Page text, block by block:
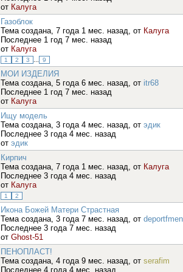
от Калуга
Газоблок
Тема создана, 7 года 1 мес. назад, от Калуга
Последнее 1 год 7 мес. назад
от Калуга
1 2 3 9
МОИ ИЗДЕЛИЯ
Тема создана, 5 года 6 мес. назад, от itr68
Последнее 1 год 7 мес. назад
от Калуга
Ищу модель
Тема создана, 3 года 4 мес. назад, от эдик
Последнее 3 года 4 мес. назад
от эдик
Кирпич
Тема создана, 7 года 1 мес. назад, от Калуга
Последнее 3 года 4 мес. назад
от Калуга
1 2
Икона Божей Матери Страстная
Тема создана, 3 года 7 мес. назад, от
Последнее 3 года 7 мес. назад
от Ghost-51
ПЕНОПЛАСТ!
Тема создана, 4 года 9 мес. назад, от serafim
Последнее 4 года 4 мес. назад